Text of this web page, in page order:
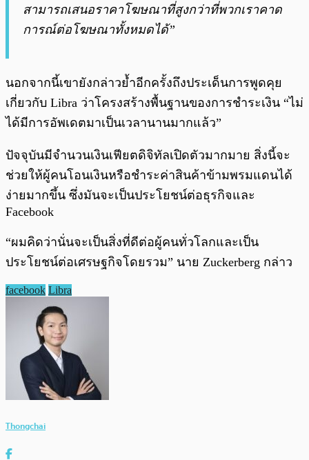
สามารถเสนอราคาโฆษณาที่สูงกว่าที่พวกเราคาด
การณ์ต่อโฆษณาทั้งหมดได้”
นอกจากนี้เขายังกล่าวย้ำอีกครั้งถึงประเด็นการพูดคุย
เกี่ยวกับ Libra ว่าโครงสร้างพื้นฐานของการชำระเงิน “ไม่
ได้มีการอัพเดตมาเป็นเวลานานมากแล้ว”
ปัจจุบันมีจำนวนเงินเฟียตดิจิทัลเปิดตัวมากมาย สิ่งนี้จะ
ช่วยให้ผู้คนโอนเงินหรือชำระค่าสินค้าข้ามพรมแดนได้
ง่ายมากขึ้น ซึ่งมันจะเป็นประโยชน์ต่อธุรกิจและ
Facebook
“ผมคิดว่านั่นจะเป็นสิ่งที่ดีต่อผู้คนทั่วโลกและเป็น
ประโยชน์ต่อเศรษฐกิจโดยรวม” นาย Zuckerberg กล่าว
facebook Libra
Thongchai